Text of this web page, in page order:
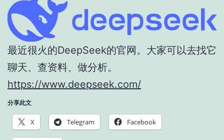
最近很火的DeepSeek的官网。大家可以去找它
聊天、查资料、做分析。
https://www.deepseek.com/
分享此文
X Telegram Facebook